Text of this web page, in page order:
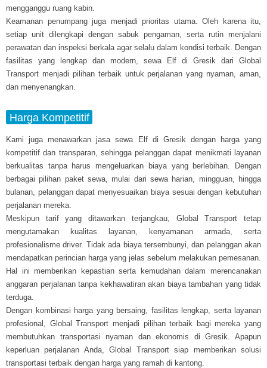
mengganggu ruang kabin.
Keamanan penumpang juga menjadi prioritas utama. Oleh karena itu,
setiap unit dilengkapi dengan sabuk pengaman, serta rutin menjalani
perawatan dan inspeksi berkala agar selalu dalam kondisi terbaik. Dengan
fasilitas yang lengkap dan modern, sewa Elf di Gresik dari Global
Transport menjadi pilihan terbaik untuk perjalanan yang nyaman, aman,
dan menyenangkan.
Harga Kompetitif
Kami juga menawarkan jasa sewa Elf di Gresik dengan harga yang
kompetitif dan transparan, sehingga pelanggan dapat menikmati layanan
berkualitas tanpa harus mengeluarkan biaya yang berlebihan. Dengan
berbagai pilihan paket sewa, mulai dari sewa harian, mingguan, hingga
bulanan, pelanggan dapat menyesuaikan biaya sesuai dengan kebutuhan
perjalanan mereka.
Meskipun tarif yang ditawarkan terjangkau, Global Transport tetap
mengutamakan kualitas layanan, kenyamanan armada, serta
profesionalisme driver. Tidak ada biaya tersembunyi, dan pelanggan akan
mendapatkan perincian harga yang jelas sebelum melakukan pemesanan.
Hal ini memberikan kepastian serta kemudahan dalam merencanakan
anggaran perjalanan tanpa kekhawatiran akan biaya tambahan yang tidak
terduga.
Dengan kombinasi harga yang bersaing, fasilitas lengkap, serta layanan
profesional, Global Transport menjadi pilihan terbaik bagi mereka yang
membutuhkan transportasi nyaman dan ekonomis di Gresik. Apapun
keperluan perjalanan Anda, Global Transport siap memberikan solusi
transportasi terbaik dengan harga yang ramah di kantong.